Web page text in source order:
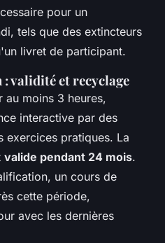
pour un
tels que des extincteurs
livret de participant.
validité et recyclage
au moins 3 heures,
interactive par des
exercices pratiques. La
valide pendant 24 mois.
un cours de
cette période,
avec les dernières